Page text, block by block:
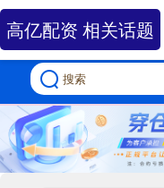
高亿配资 相关话题